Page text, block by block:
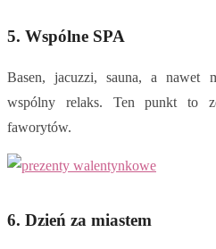
5. Wspólne SPA
Basen, jacuzzi, sauna, a nawet
wspólny relaks. Ten punkt to
faworytów.
6. Dzień za miastem